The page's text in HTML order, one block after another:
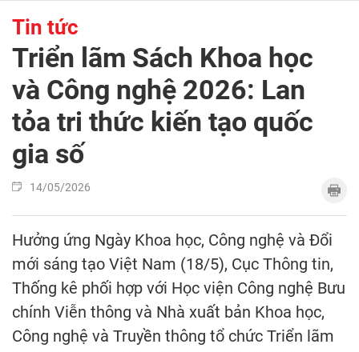
Tin tức
Triển lãm Sách Khoa học
và Công nghệ 2026: Lan
tỏa tri thức kiến tạo quốc
gia số
14/05/2026
Hưởng ứng Ngày Khoa học, Công nghệ và Đổi
mới sáng tạo Việt Nam (18/5), Cục Thông tin,
Thống kê phối hợp với Học viện Công nghệ Bưu
chính Viễn thông và Nhà xuất bản Khoa học,
Công nghệ và Truyền thông tổ chức Triển lãm